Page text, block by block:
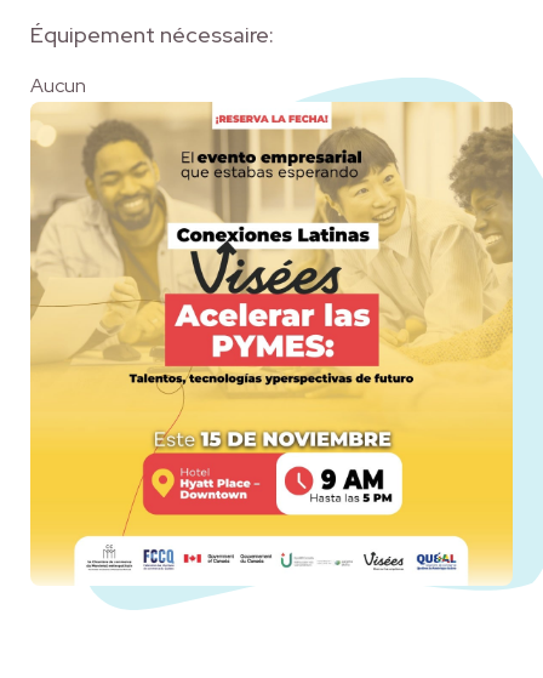
Équipement nécessaire:
Aucun